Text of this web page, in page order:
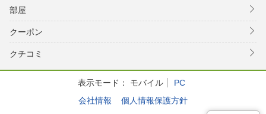
部屋
クーポン
クチコミ
表示モード： モバイル
PC
会社情報
個人情報保護方針